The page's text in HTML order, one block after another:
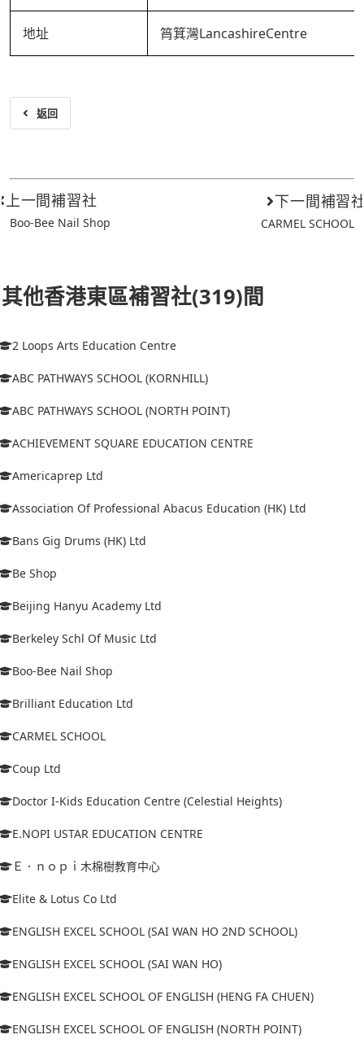
地址 筲箕灣LancashireCentre
返回
上一間補習社
Boo-Bee Nail Shop
下一間補習
CARMEL SCHOOL
其他香港東區補習社(319)間
2 Loops Arts Education Centre
ABC PATHWAYS SCHOOL (KORNHILL)
ABC PATHWAYS SCHOOL (NORTH POINT)
ACHIEVEMENT SQUARE EDUCATION CENTRE
Americaprep Ltd
Association Of Professional Abacus Education (HK) Ltd
Bans Gig Drums (HK) Ltd
Be Shop
Beijing Hanyu Academy Ltd
Berkeley Schl Of Music Ltd
Boo-Bee Nail Shop
Brilliant Education Ltd
CARMEL SCHOOL
Coup Ltd
Doctor I-Kids Education Centre (Celestial Heights)
E.NOPI USTAR EDUCATION CENTRE
Ｅ．ｎｏｐｉ木棉樹教育中心
Elite & Lotus Co Ltd
ENGLISH EXCEL SCHOOL (SAI WAN HO 2ND SCHOOL)
ENGLISH EXCEL SCHOOL (SAI WAN HO)
ENGLISH EXCEL SCHOOL OF ENGLISH (HENG FA CHUEN)
ENGLISH EXCEL SCHOOL OF ENGLISH (NORTH POINT)